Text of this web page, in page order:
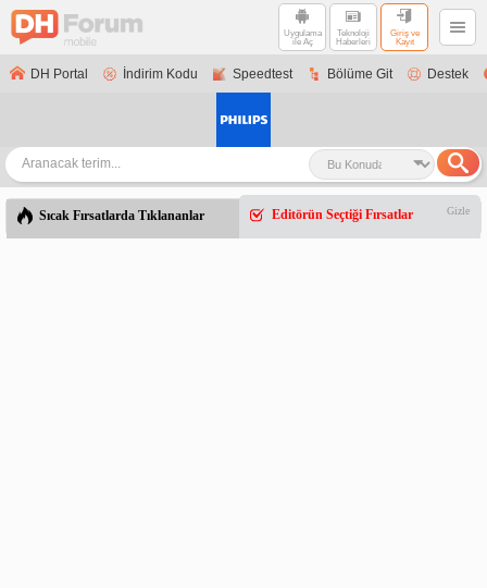
Uygulama
ile Aç
Teknoloji
Haberleri
Giriş ve
Kayıt
DH Portal İndirim Kodu Speedtest Bölüme Git Destek
Sıcak Fırsatlarda Tıklananlar Editörün Seçtiği Fırsatlar Gizle